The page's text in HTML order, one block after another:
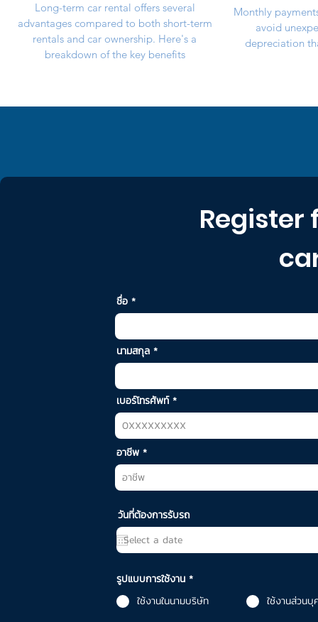
ชื่อ
นามสกุล
เบอร์โทรศัพท์
อาชีพ
วันที่ต้องการรับรถ
รูปแบบการใช้งาน *
ใช้งานในนามบริษัท
ใช้งานส่วนบุ
Long-term car rental offers several
advantages compared to both short-term
rentals and car ownership. Here's a
breakdown of the key benefits
Monthly
avoid
depreciation